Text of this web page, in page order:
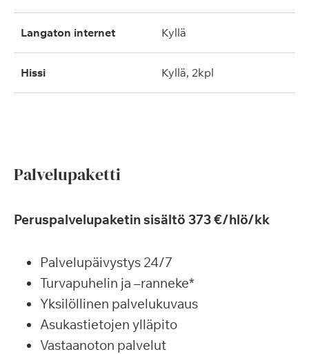
langaton internet kyllä
hissi kyllä, 2kpl
Palvelupaketti
Peruspalvelupaketin sisältö 373 €/hlö/kk
Palvelupäivystys 24/7
Turvapuhelin ja –ranneke*
Yksilöllinen palvelukuvaus
Asukastietojen ylläpito
Vastaanoton palvelut